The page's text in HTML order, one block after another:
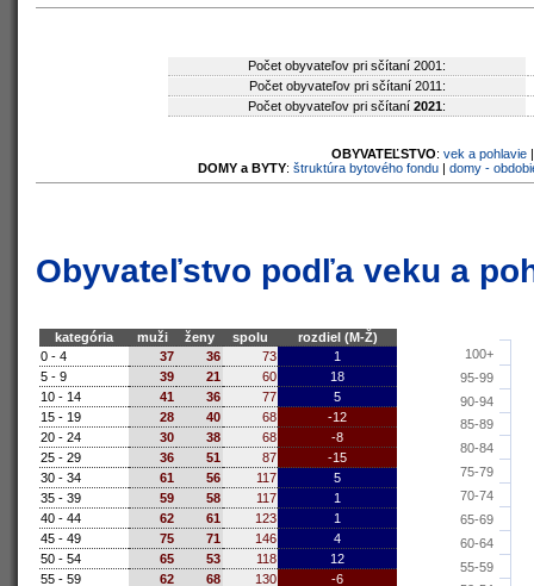
Počet obyvateľov pri sčítaní 2001:
Počet obyvateľov pri sčítaní 2011:
Počet obyvateľov pri sčítaní 2021:
OBYVATEĽSTVO: vek a pohlavie
DOMY a BYTY: štruktúra bytového fondu| domy -
Obyvateľstvo podľa veku a
kategória muži ženy spolu
rozdiel (M-Ž)
0 - 4
37 36 73
1
5 - 9
39 21 60
18
10 - 14
41 36 77
5
15 - 19
28 40 68
-12
20 - 24
30 38 68
-8
25 - 29
36 51 87
-15
30 - 34
61 56 117
5
35 - 39
59 58 117
1
40 - 44
62 61 123
1
45 - 49
75 71 146
4
50 - 54
65 53 118
12
55 - 59
62 68 130
-6
55-59
60-64
65-69
70-74
75-79
80-84
85-89
90-94
95-99
100+